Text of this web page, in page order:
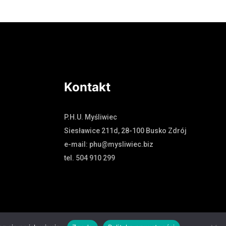
Kontakt
P.H.U. Myśliwiec
Siesławice 211d, 28-100 Busko Zdrój
e-mail: phu@mysliwiec.biz
tel. 504 910 299
Realizacja: dzialkreatywny.pl & make-net.pl